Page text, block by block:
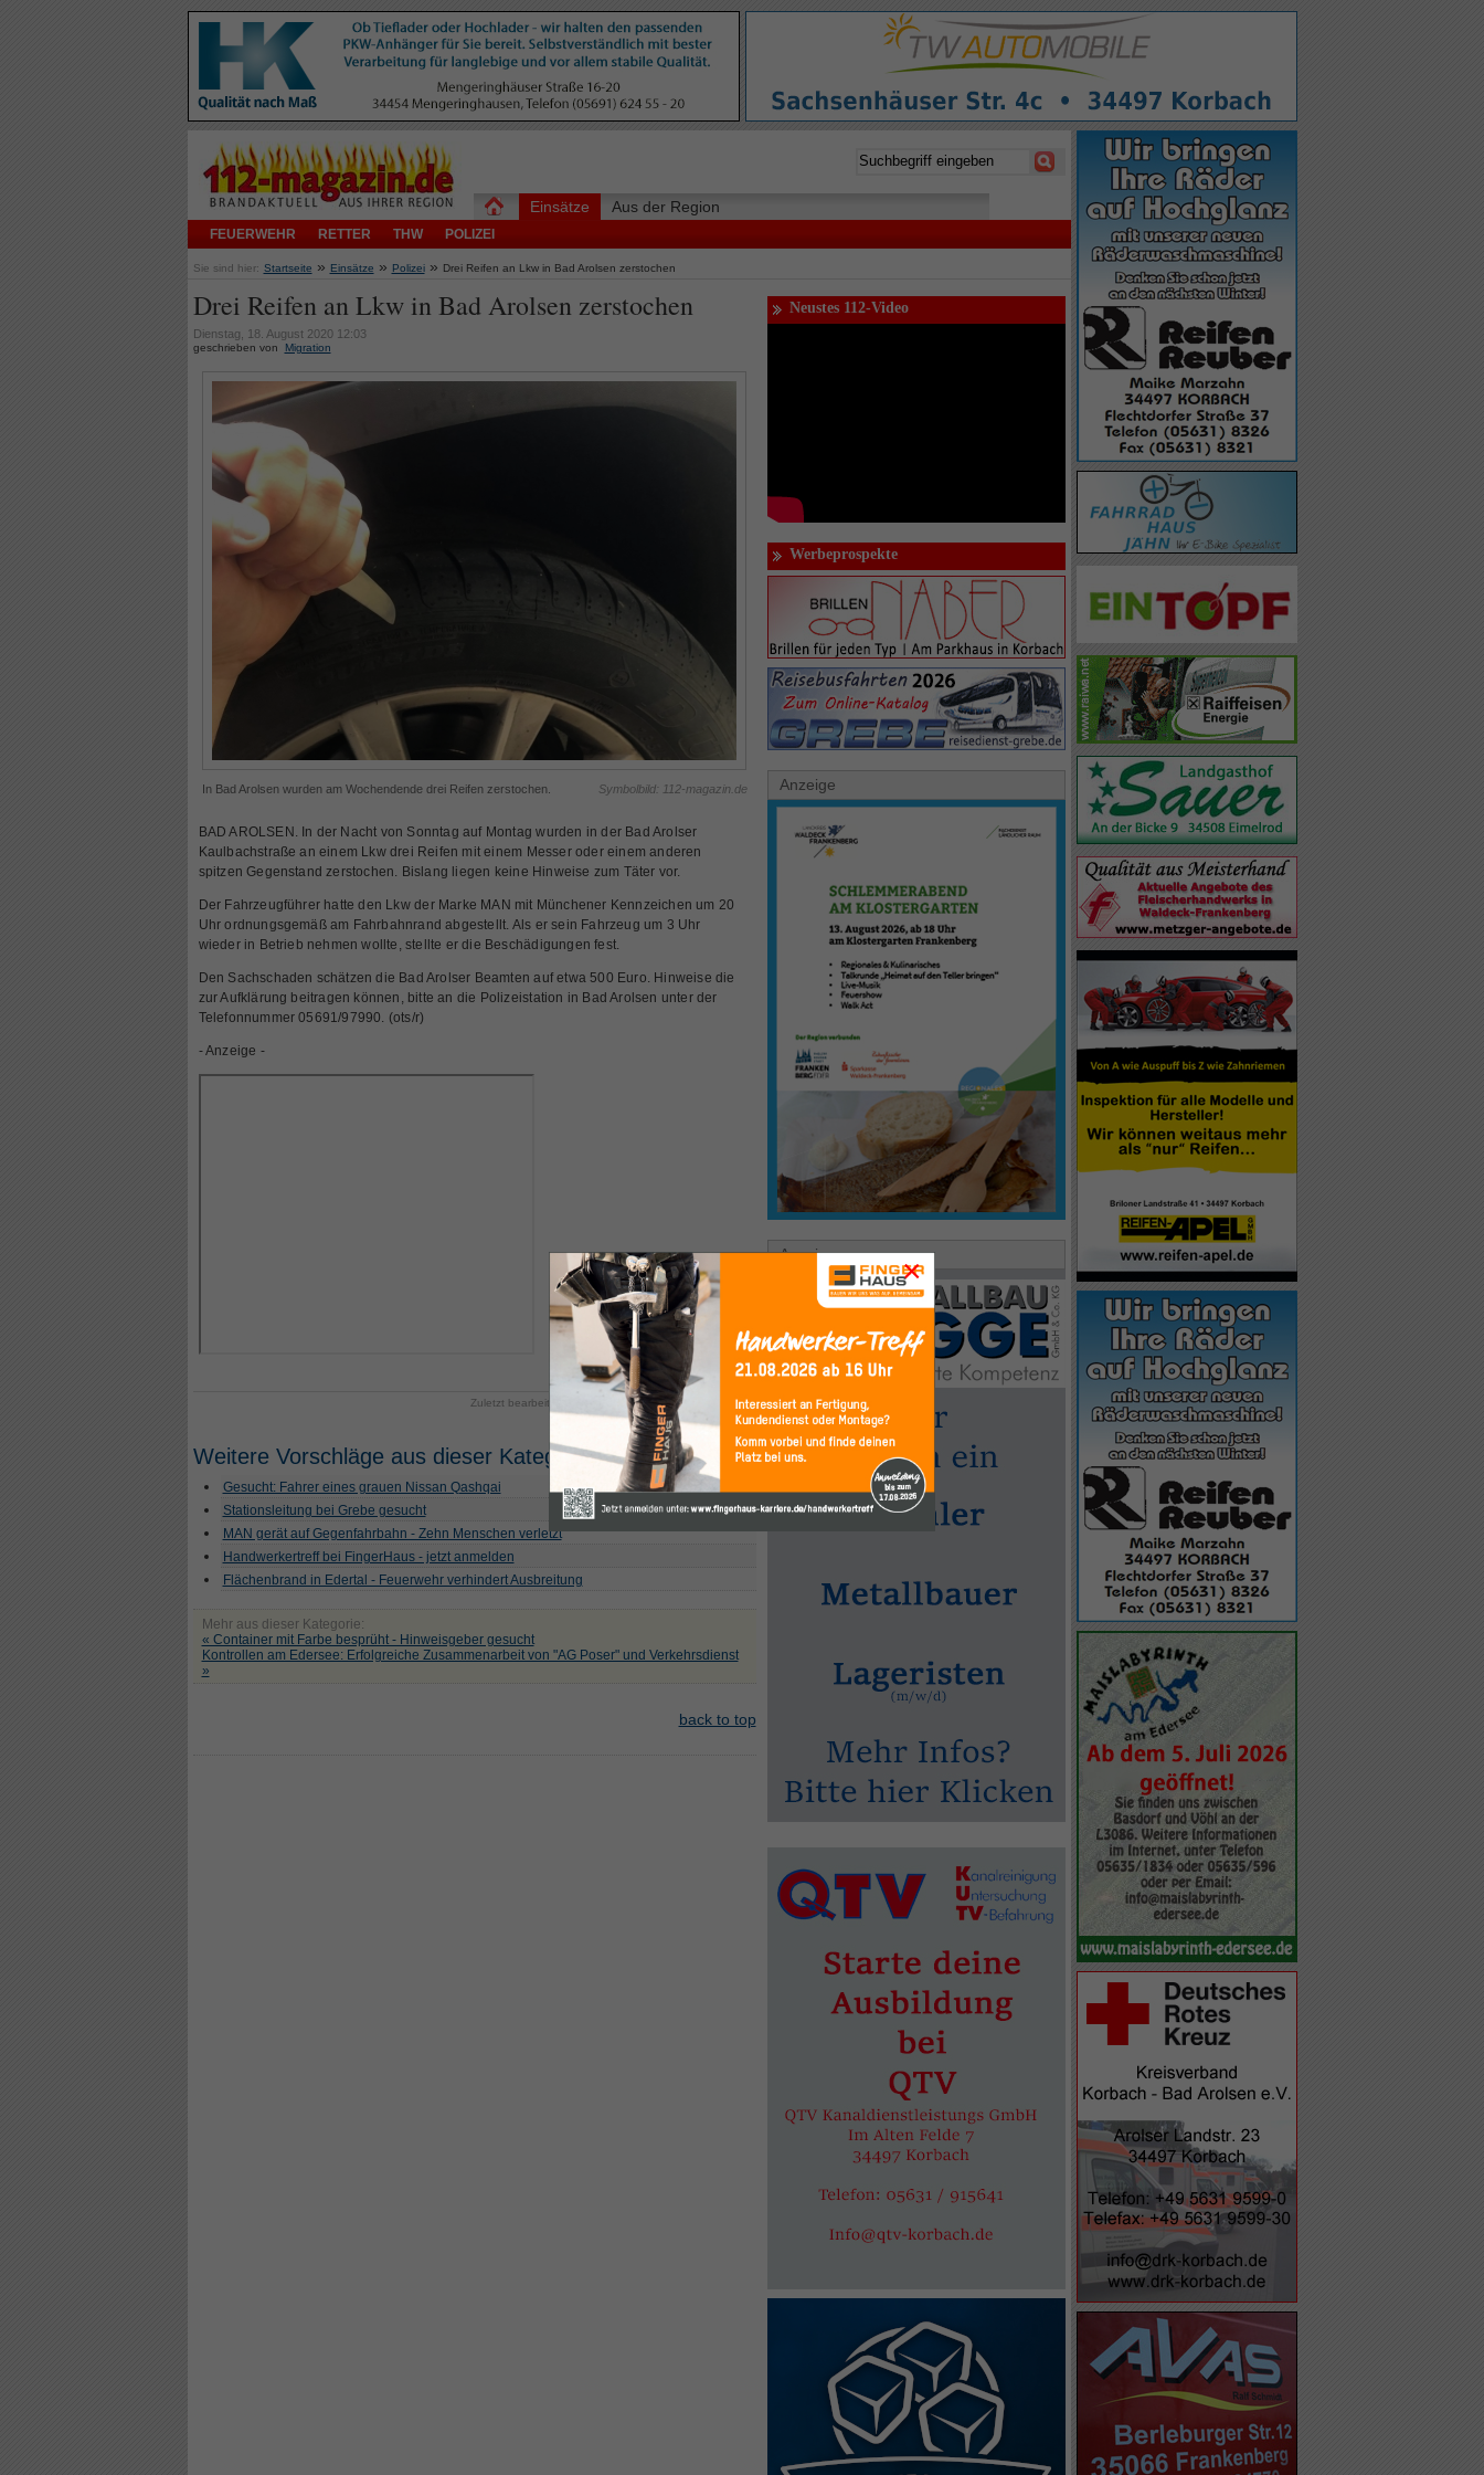
Einsätze
FEUERWEHR RETTER THW POLIZEI
Aus der Region
Sie sind hier: Startseite » Einsätze » Polizei » Drei Reifen an Lkw in Bad Arolsen zerstochen
Drei Reifen an Lkw in Bad Arolsen zerstochen
Dienstag, 18. August 2020 12:03
geschrieben von Migration
In Bad Arolsen wurden am Wochendende drei Reifen zerstochen. Symbolbild: 112-magazin.de
BAD AROLSEN. In der Nacht von Sonntag auf Montag wurden in der Bad Arolser
Kaulbachstraße an einem Lkw drei Reifen mit einem Messer oder einem anderen
spitzen Gegenstand zerstochen. Bislang liegen keine Hinweise zum Täter vor.
Der Fahrzeugführer hatte den Lkwder Marke MAN mit Münchener Kennzeichen um 20
Uhr ordnungsgemäß am Fahrbahnrand abgestellt. Als er sein Fahrzeug um 3 Uhr
wieder in Betrieb nehmen wollte, stellte er die Beschädigungen fest.
Den Sachschaden schätzen die Bad Arolser Beamten auf etwa 500 Euro. Hinweise die
zur Aufklärung beitragen können, bitte an die Polizeistation in Bad Arolsen unter der
Telefonnummer 05691/97990. (ots/r)
- Anzeige -
Zuletzt bearbeitet am Dienstag, 18. August 2020 12:30
Weitere Vorschläge aus dieser Kategorie
Gesucht: Fahrer eines grauen Nissan Qashqai
Stationsleitung bei Grebe gesucht
MAN gerät auf Gegenfahrbahn - Zehn Menschen verletzt
Handwerkertreff bei FingerHaus - jetzt anmelden
Flächenbrand in Edertal - Feuerwehr verhindert Ausbreitung
Mehr aus dieser Kategorie:
« Container mit Farbe besprüht - Hinweisgeber gesucht
Kontrollen am Edersee: Erfolgreiche Zusammenarbeit von "AG Poser" und Verkehrsdienst
»
back to top
Neustes 112-Video
Werbeprospekte
Anzeige
Anzeige ×